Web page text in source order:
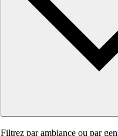
Filtrez par ambiance ou par